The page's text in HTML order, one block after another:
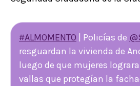
#ALMOMENTO | Policías de
resguardan la vivienda de
luego de que mujeres
vallas que protegían la